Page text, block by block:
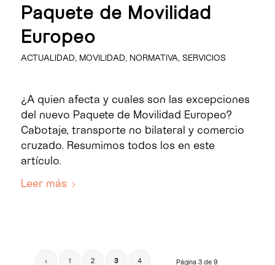
Paquete de Movilidad
Europeo
ACTUALIDAD, MOVILIDAD, NORMATIVA, SERVICIOS
¿A quien afecta y cuales son las excepciones
del nuevo Paquete de Movilidad Europeo?
Cabotaje, transporte no bilateral y comercio
cruzado. Resumimos todos los en este
artículo.
Leer más
Página 3 de 9
‹ 1 2 3 4